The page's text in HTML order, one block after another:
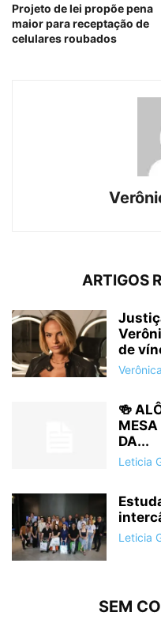
Projeto de lei propõe pena
maior para receptação de
celulares roubados
ARTIGOS
de
🍻
MESA
DA...
Leticia
Leticia
SEM